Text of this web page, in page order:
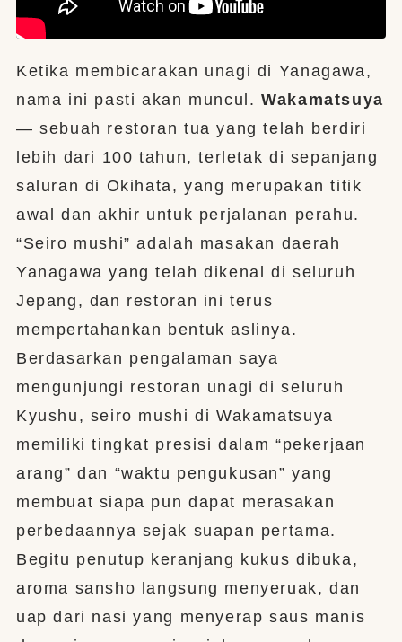
Ketika membicarakan unagi di Yanagawa,
nama ini pasti akan muncul.Wakamatsuya
— sebuah restoran tua yang telah berdiri
lebih dari 100 tahun, terletak di sepanjang
saluran di Okihata, yang merupakan titik
awal dan akhir untuk perjalanan perahu.
“Seiro mushi” adalah masakan daerah
Yanagawa yang telah dikenal di seluruh
Jepang, dan restoran ini terus
mempertahankan bentuk aslinya.
Berdasarkan pengalaman saya
mengunjungi restoran unagi di seluruh
Kyushu, seiro mushi di Wakamatsuya
memiliki tingkat presisi dalam “pekerjaan
arang” dan “waktu pengukusan” yang
membuat siapa pun dapat merasakan
perbedaannya sejak suapan pertama.
Begitu penutup keranjang kukus dibuka,
aroma sansho langsung menyeruak, dan
uap dari nasi yang menyerap saus manis